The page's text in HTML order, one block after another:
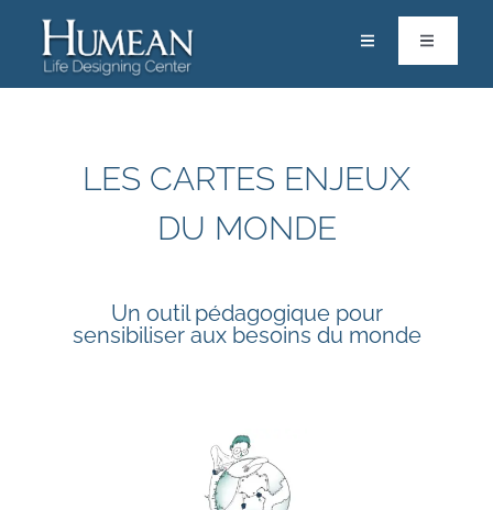
Passer
contenu
Toggle
Contact
Toggle
Navigation
RESSOURCES
LES CARTES ENJEUX
DU MONDE
Un outil pédagogique pour
sensibiliser aux besoins du monde